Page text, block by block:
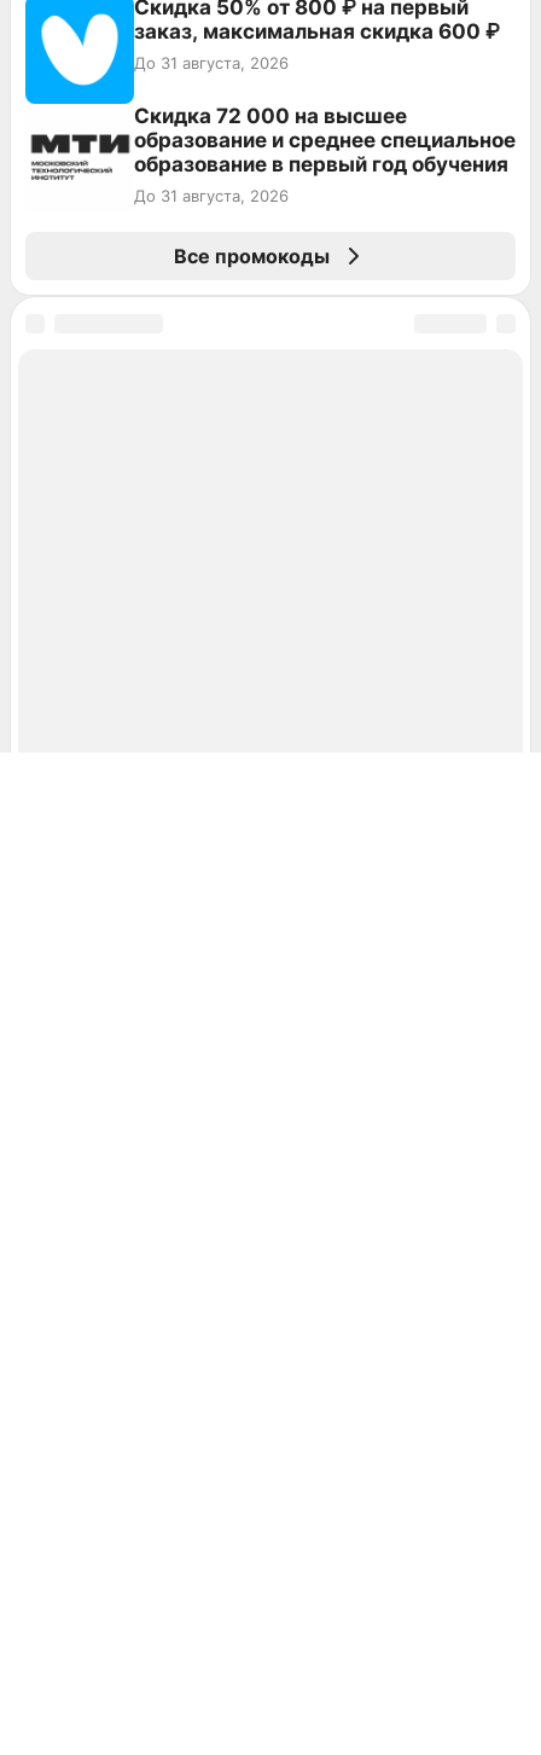
Скидка 50% от 800 ₽ на первый
заказ, максимальная скидка 600 ₽
До 31 августа, 2026
Скидка 72 000 на высшее
образование и среднее специальное
образование в первый год обучения
До 31 августа, 2026
Все промокоды